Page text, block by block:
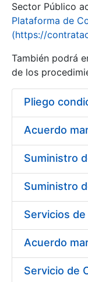
Erakutsi/
Sector Público
Plataforma de
(https://
También podrá
de los